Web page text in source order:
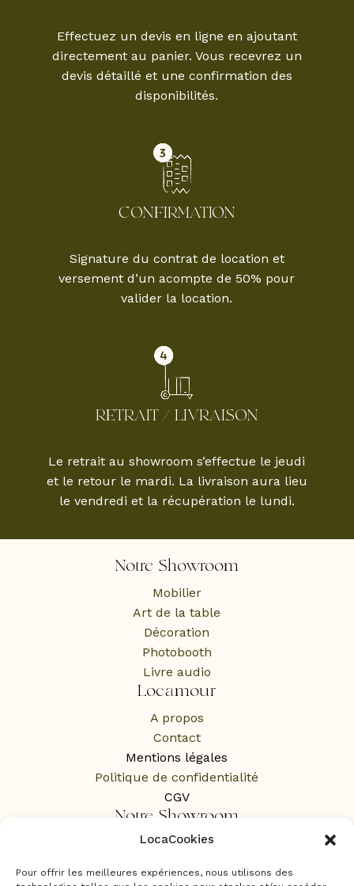
LocaCookies
Pour offrir les meilleures expériences, nous utilisons des
Effectuez un devis en ligne en ajoutant
directement au panier. Vous recevrez un
devis détaillé et une confirmation des
disponibilités.
CONFIRMATION
Signature du contrat de location et
versement d’un acompte de 50% pour
valider la location.
RETRAIT / LIVRAISON
Le retrait au showroom s’effectue le jeudi
et le retour le mardi. La livraison aura lieu
le vendredi et la récupération le lundi.
Notre Showroom
Mobilier
Art de la table
Décoration
Photobooth
Livre audio
Locamour
A propos
Contact
Mentions légales
Politique de confidentialité
CGV
Notre Showroom
1 Rue des Rochers,
Sur RDV uniquement